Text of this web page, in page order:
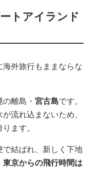
トアイランド
外旅行もままならな
離島・ 宮古島です。
流れ込まないため、
ります。
で結ばれ、新しく下地
東京からの飛行時間は